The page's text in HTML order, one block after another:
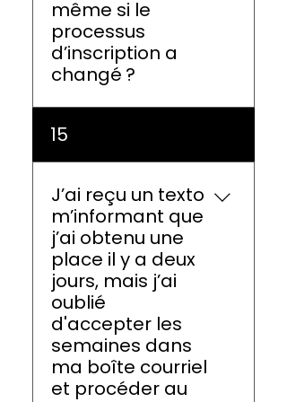
même si le
processus
d’inscription a
changé ?
Oui, c’est encore possible
de le faire! L’important
demeure de respecter le
délai de 24 heures suivant
l’envoi de votre courriel
de confirmation et de
votre texto.
15
J’ai reçu un texto
m’informant que
j’ai obtenu une
place il y a deux
jours, mais j’ai
oublié
d'accepter les
semaines dans
ma boîte courriel
et procéder au